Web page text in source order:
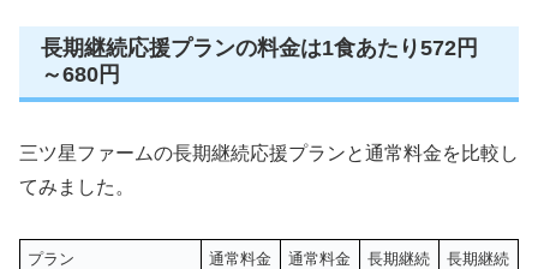
長期継続応援プランの料金は1食あたり572円
～680円
三ツ星ファームの長期継続応援プランと通常料金を比較し
てみました。
プラン 通常料金 通常料金 長期継続 長期継続